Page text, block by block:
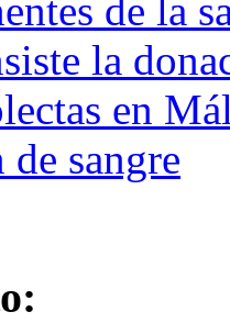
de la
la
en
sangre